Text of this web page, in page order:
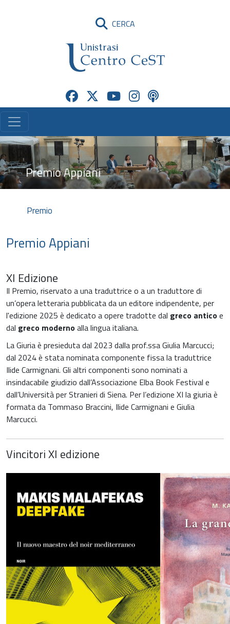
CERCA
Premio Appiani
Premio
Premio Appiani
XI Edizione
Il Premio, riservato a una traduttrice o a un traduttore di
un’opera letteraria pubblicata da un editore indipendente, per
l'edizione 2025 è dedicato a opere tradotte dal greco anticoe
dal greco modernoalla lingua italiana.
La Giuria è presieduta dal 2023 dalla prof.ssa Giulia Marcucci;
dal 2024 è stata nominata componente fissa la traduttrice
Ilide Carmignani. Gli altri componenti sono nominati a
insindacabile giudizio dall’Associazione Elba Book Festival e
dall’Università per Stranieri di Siena. Per l’edizione XI la giuria è
formata da Tommaso Braccini, Ilide Carmignani e Giulia
Marcucci.
Vincitori XI edizione